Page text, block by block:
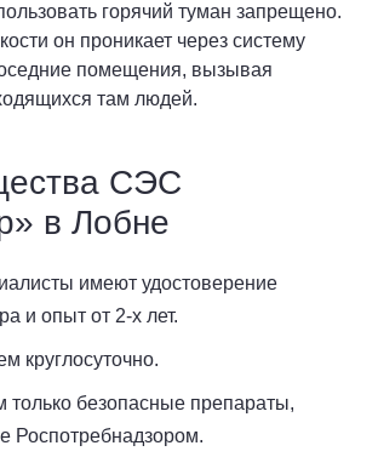
горячий туман запрещено.
он проникает через систему
помещения, вызывая
там людей.
СЭС
в Лобне
имеют удостоверение
и опыт от 2-х лет.
круглосуточно.
только безопасные препараты,
Роспотребнадзором.